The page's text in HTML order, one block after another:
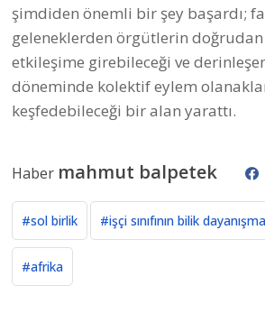
şimdiden önemli bir şey başardı;
geleneklerden örgütlerin
etkileşime girebileceği ve
döneminde kolektif eylem
keşfedebileceği bir alan yarattı.
Haber mahmut balpetek
#sol birlik #işçi sınıfının bilik
#afrika